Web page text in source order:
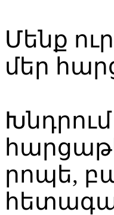
Մենք
մեր
րոպե,